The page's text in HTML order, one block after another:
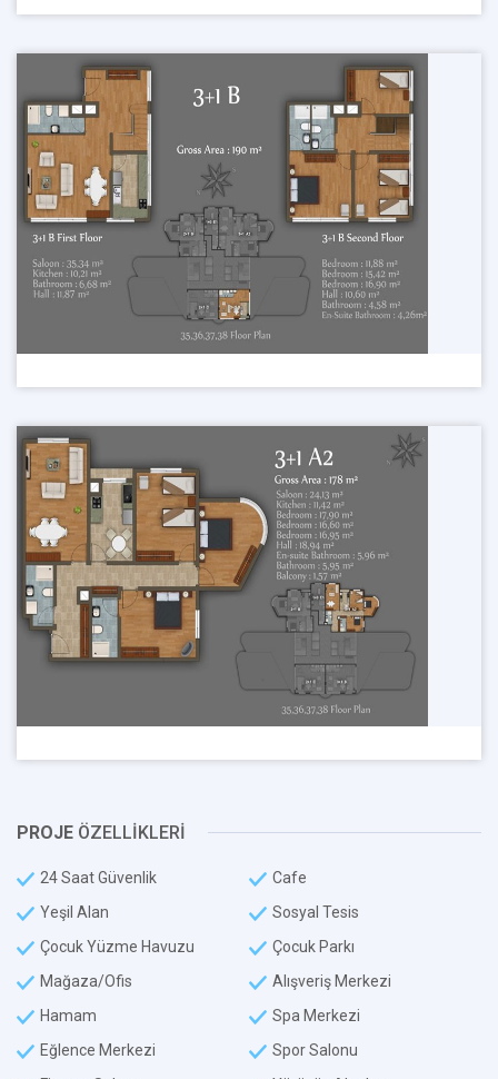
PROJE ÖZELLİKLERİ
24 Saat Güvenlik
Cafe
Yeşil Alan
Sosyal Tesis
Çocuk Yüzme Havuzu
Çocuk Parkı
Mağaza/Ofis
Alışveriş Merkezi
Hamam
Spa Merkezi
Eğlence Merkezi
Spor Salonu